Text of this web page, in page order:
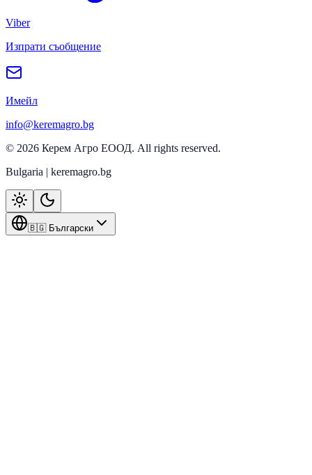
Viber
Изпрати съобщение
Имейл
info@keremagro.bg
© 2026 Керем Агро ЕООД. All rights reserved.
Bulgaria | keremagro.bg
🇧🇬 Български